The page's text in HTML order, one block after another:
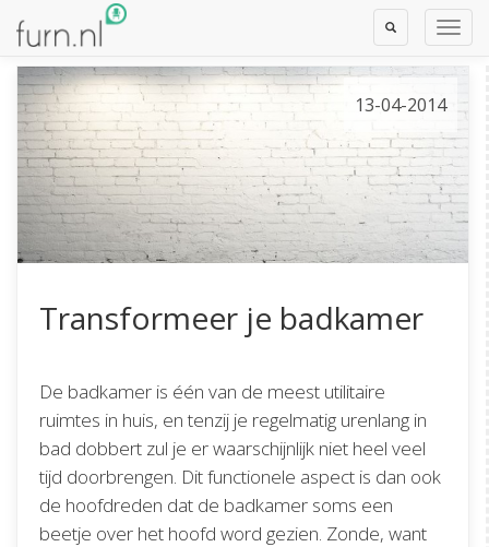
Toggle
Search
Transformeer je badkamer
13-04-2014
De badkamer is één van de meest utilitaire
ruimtes in huis, en tenzij je regelmatig urenlang in
bad dobbert zul je er waarschijnlijk niet heel veel
tijd doorbrengen. Dit functionele aspect is dan ook
de hoofdreden dat de badkamer soms een
beetje over het hoofd word gezien. Zonde, want